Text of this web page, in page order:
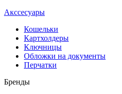
Акссесуары
Кошельки
Картхолдеры
Ключницы
Обложки на документы
Перчатки
Бренды